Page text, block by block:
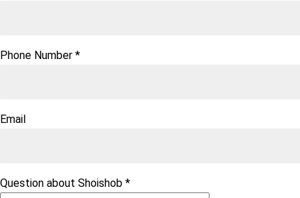
Phone Number *
Email
Question about Shoishob *